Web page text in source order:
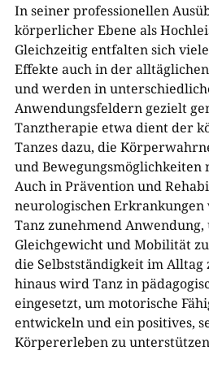
In seiner professionellen
körperlicher Ebene als
Gleichzeitig entfalten sich
Effekte auch in der
und werden in
Anwendungsfeldern gezielt
Tanztherapie etwa dient der
Tanzes dazu, die
und Bewegungsmöglichkeiten
Auch in Prävention und
neurologischen
Tanz zunehmend
Gleichgewicht und Mobilität
die Selbstständigkeit im
hinaus wird Tanz in
eingesetzt, um motorische
entwickeln und ein positives,
Körpererleben zu